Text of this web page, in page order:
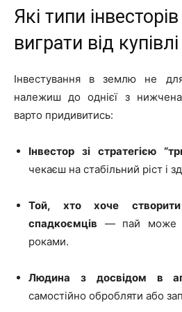
Які типи
виграти від
Інвестування в землю не
належиш до однієї з
варто придивитись:
Інвестор зі стратегією
чекаєш на стабільний ріст і
Той, хто хоче
спадкоємців — пай може
роками.
Людина з досвідом в
самостійно обробляти або